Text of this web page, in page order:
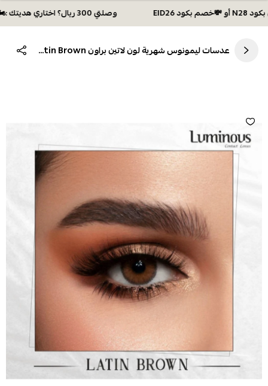
وصلتي 300 ريال؟ اختاري هديتك :🏍 شحن مجاني بكود N28 أو 💸خصم بكود EID26
عدسات ليمونوس شهرية لون لاتين براون LENSES Shade Latin Brown